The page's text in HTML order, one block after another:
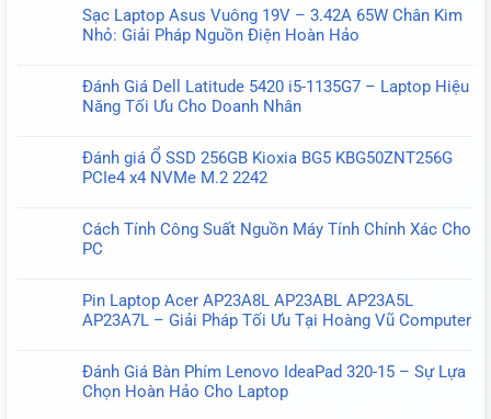
Cooler
Master
650
V3
650W
–
Giải
Tối
Ưu
Tính
bình
luận
Sửa
Laptop
3515
Bị
Pin
Cho
Khách
Thu
Hương
Sạc Laptop Asus Vuông 19V – 3.42A 65W Chân Kim
Nhỏ: Giải Pháp Nguồn Điện Hoàn Hảo
bình
luận
Sạc
Laptop
19V
–
65W
Chân
Kim
Giải
Pháp
Đánh Giá Dell Latitude 5420 i5-1135G7 – Laptop Hiệu
Năng Tối Ưu Cho Doanh Nhân
bình
luận
Đánh
Giá
5420
i5-
–
Laptop
Hiệu
Đánh giá Ổ SSD 256GB Kioxia BG5 KBG50ZNT256G
PCIe4 x4 NVMe M.2 2242
bình
luận
Đánh
giá
256GB
Kioxia
Cách Tính Công Suất Nguồn Máy Tính Chính Xác Cho
PC
bình
luận
Cách
Tính
Công
Pin Laptop Acer AP23A8L AP23ABL AP23A5L
AP23A7L – Giải Pháp Tối Ưu Tại Hoàng Vũ Computer
bình
luận
Đánh Giá Bàn Phím Lenovo IdeaPad 320-15 – Sự Lựa
Chọn Hoàn Hảo Cho Laptop